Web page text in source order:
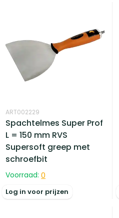
ART002229
Spachtelmes Super Prof
L = 150 mm RVS
Supersoft greep met
schroefbit
Voorraad: 0
Log in voor prijzen